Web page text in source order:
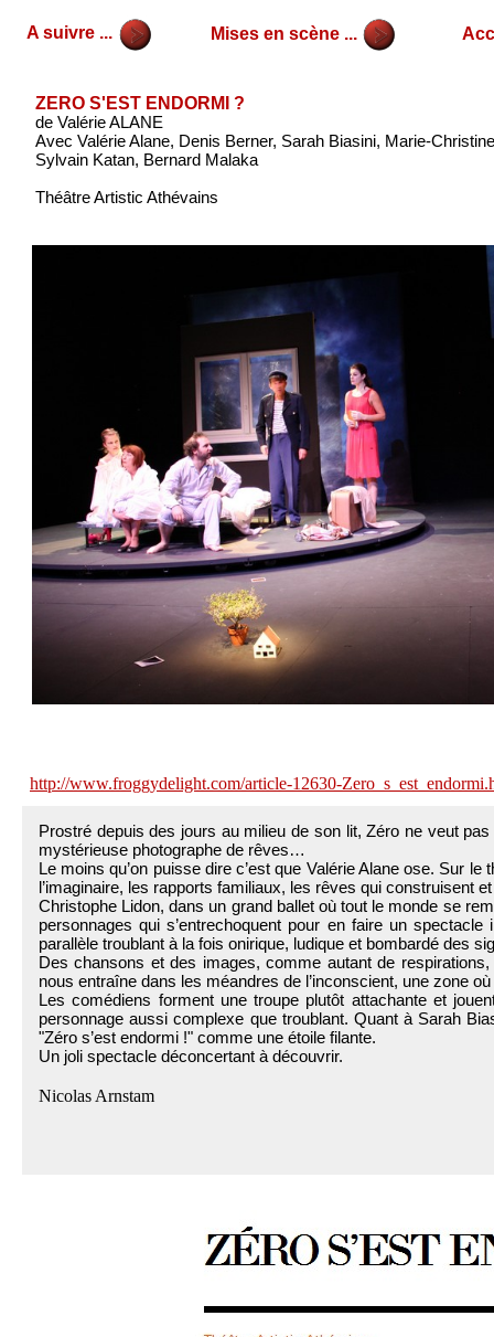
Mises en scène ...
A suivre ...
ZERO S'EST ENDORMI ?
de Valérie ALANE
Avec Valérie Alane, Denis Berner, Sarah Biasini, Marie-
Sylvain Katan, Bernard Malaka
Théâtre Artistic Athévains
Prostré depuis des jours au milieu de son lit, Zéro ne veut
mystérieuse photographe de rêves…
Le moins qu’on puisse dire c’est que Valérie Alane ose. Sur
l’imaginaire, les rapports familiaux, les rêves qui construisent
Christophe Lidon, dans un grand ballet où tout le monde se
personnages qui s’entrechoquent pour en faire un
parallèle troublant à la fois onirique, ludique et bombardé des
Des chansons et des images, comme autant de
nous entraîne dans les méandres de l’inconscient, une zone
Les comédiens forment une troupe plutôt attachante et
personnage aussi complexe que troublant. Quant à Sarah
"Zéro s’est endormi !" comme une étoile filante.
Un joli spectacle déconcertant à découvrir.
Nicolas Arnstam
http://www.froggydelight.com/article-12630-